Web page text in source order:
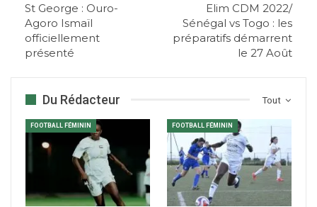
St George : Ouro-
Agoro Ismaïl
officiellement
présenté
Elim CDM 2022/
Sénégal vs Togo : les
préparatifs démarrent
le 27 Août
Tout
Du Rédacteur
FOOTBALL FÉMININ FOOTBALL FÉMININ